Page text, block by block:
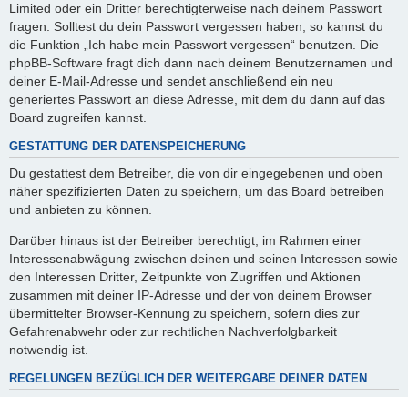
Limited oder ein Dritter berechtigterweise nach deinem Passwort
fragen. Solltest du dein Passwort vergessen haben, so kannst du
die Funktion „Ich habe mein Passwort vergessen“ benutzen. Die
phpBB-Software fragt dich dann nach deinem Benutzernamen und
deiner E-Mail-Adresse und sendet anschließend ein neu
generiertes Passwort an diese Adresse, mit dem du dann auf das
Board zugreifen kannst.
GESTATTUNG DER DATENSPEICHERUNG
Du gestattest dem Betreiber, die von dir eingegebenen und oben
näher spezifizierten Daten zu speichern, um das Board betreiben
und anbieten zu können.
Darüber hinaus ist der Betreiber berechtigt, im Rahmen einer
Interessenabwägung zwischen deinen und seinen Interessen sowie
den Interessen Dritter, Zeitpunkte von Zugriffen und Aktionen
zusammen mit deiner IP-Adresse und der von deinem Browser
übermittelter Browser-Kennung zu speichern, sofern dies zur
Gefahrenabwehr oder zur rechtlichen Nachverfolgbarkeit
notwendig ist.
REGELUNGEN BEZÜGLICH DER WEITERGABE DEINER DATEN